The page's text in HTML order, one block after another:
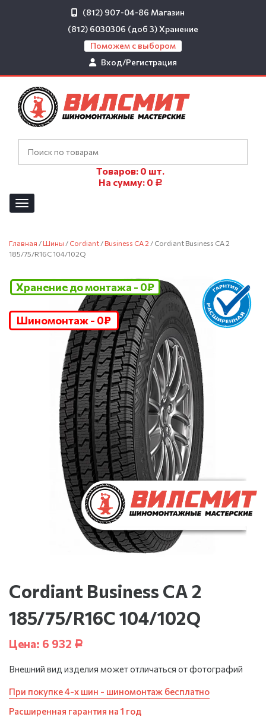
(812) 907-04-86 Магазин
(812) 6030306 (доб 3)Хранение
Поможем с выбором
Вход/Регистрация
Товаров: 0 шт.
На сумму: 0 Р
Главная / Шины / Cordiant / Business CA 2 / Cordiant Business CA 2
185/75/R16C 104/102Q
Шиномонтаж - 0₽
Хранение до монтажа - 0₽
Cordiant Business CA 2
185/75/R16C 104/102Q
Цена: 6 932 Р
Внешний вид изделия может отличаться от фотографий
При покупке 4-х шин - шиномонтаж бесплатно
Расширенная гарантия на 1 год